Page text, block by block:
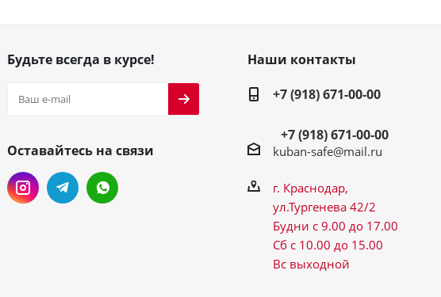
Будьте всегда в курсе!
Оставайтесь на связи
Наши контакты
+7 (918) 671-00-00
+7 (918) 671-00-00
kuban-safe@mail.ru
г. Краснодар,
ул.Тургенева 42/2
Будни с 9.00 до 17.00
Сб с 10.00 до 15.00
Вс выходной